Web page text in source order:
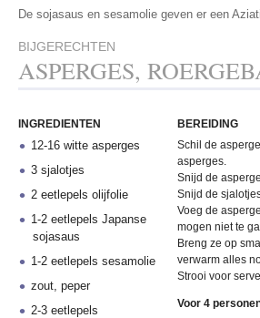
De sojasaus en sesamolie geven er een
BIJGERECHTEN
ASPERGES,
INGREDIENTEN
12-16 witte asperges
3 sjalotjes
2 eetlepels olijfolie
1-2 eetlepels Japanse
sojasaus
1-2 eetlepels sesamolie
zout, peper
2-3 eetlepels
BEREIDING
Schil de
asperges.
Snijd de
Snijd de
Voeg de
mogen niet te
Breng ze op
verwarm alles
Strooi voor
Voor 4